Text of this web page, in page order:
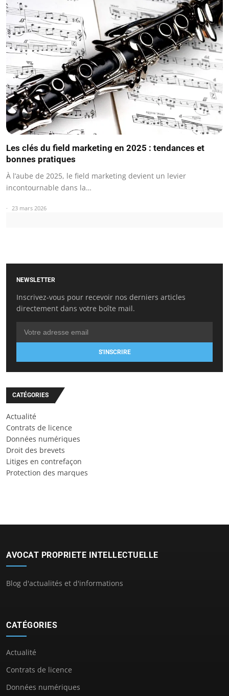
Les clés du field marketing en 2025 : tendances et
bonnes pratiques
À l’aube de 2025, le field marketing devient un levier
incontournable dans la…
23 mars 2026
NEWSLETTER
Inscrivez-vous pour recevoir nos derniers articles
directement dans votre boîte mail.
S'INSCRIRE
CATÉGORIES
Actualité
Contrats de licence
Données numériques
Droit des brevets
Litiges en contrefaçon
Protection des marques
AVOCAT PROPRIETE INTELLECTUELLE
Blog d'actualités et d'informations
CATÉGORIES
Actualité
Contrats de licence
Données numériques